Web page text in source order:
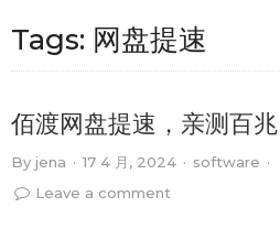
Tags: 网盘提速
佰渡网盘提速，亲测百兆
By jena · 17 4 月, 2024 · software ·
Leave a comment